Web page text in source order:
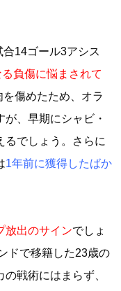
14ゴール3アシス
る負傷に悩まされて
を傷めたため、オラ
、早期にシャビ・
るでしょう。さらに
1年前に獲得したばか
放出のサインでしょ
ドで移籍した23歳の
戦術にはまらず、